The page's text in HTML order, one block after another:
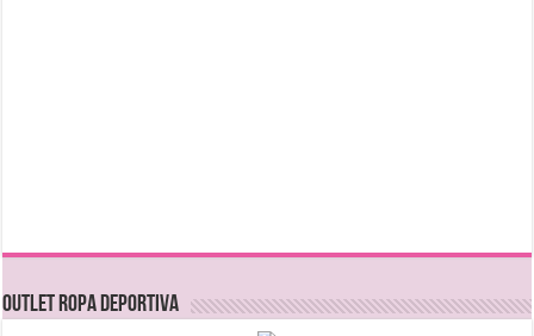
OUTLET ROPA DEPORTIVA